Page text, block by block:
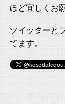
ほど宜しくお
ツイッターと
てます。